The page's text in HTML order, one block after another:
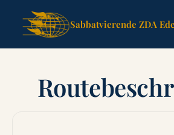
Sabbatvierende ZDA Ede